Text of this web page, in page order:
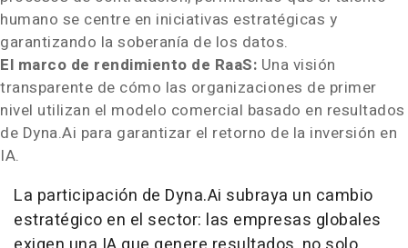
humano se centre en iniciativas estratégicas y
garantizando la soberanía de los datos.
El marco de rendimiento de RaaS: Una visión
transparente de cómo las organizaciones de primer
nivel utilizan el modelo comercial basado en resultados
de Dyna.Ai para garantizar el retorno de la inversión en
IA.
La participación de Dyna.Ai subraya un cambio
estratégico en el sector: las empresas globales